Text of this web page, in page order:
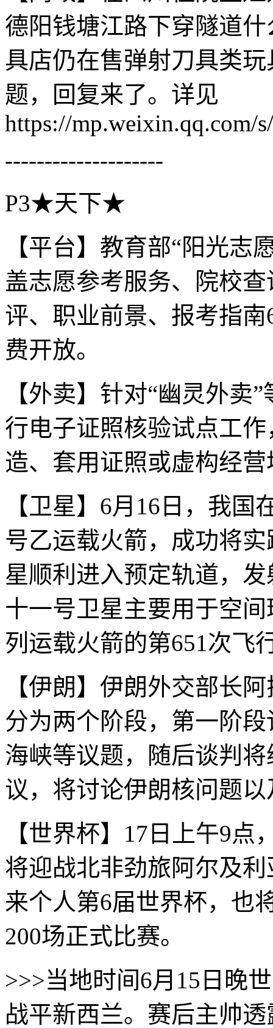
德阳钱塘江路下穿隧道
具店仍在售弹射刀具类
题，回复来了。详见
https://mp.weixin.qq.com/
--------------------
P3★天下★
【平台】教育部“阳光志
盖志愿参考服务、院校
评、职业前景、报考指
费开放。
【外卖】针对“幽灵外卖
行电子证照核验试点工
造、套用证照或虚构经
【卫星】6月16日，我
号乙运载火箭，成功将
星顺利进入预定轨道，
十一号卫星主要用于空
列运载火箭的第651次飞
【伊朗】伊朗外交部长
分为两个阶段，第一阶
海峡等议题，随后谈判
议，将讨论伊朗核问题
【世界杯】17日上午9
将迎战北非劲旅阿尔及
来个人第6届世界杯，也
200场‌正式比赛。
>>>当地时间6月15日晚
战平新西兰。赛后主帅